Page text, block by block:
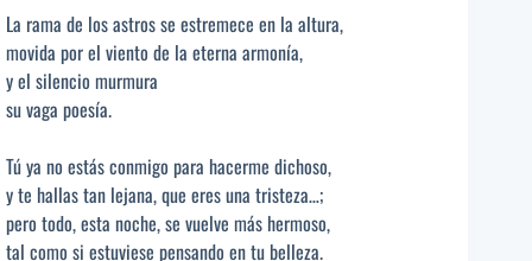
La rama de los astros se estremece en la altura,
movida por el viento de la eterna armonía,
y el silencio murmura
su vaga poesía.
Tú ya no estás conmigo para hacerme dichoso,
y te hallas tan lejana, que eres una tristeza…;
pero todo, esta noche, se vuelve más hermoso,
tal como si estuviese pensando en tu belleza.